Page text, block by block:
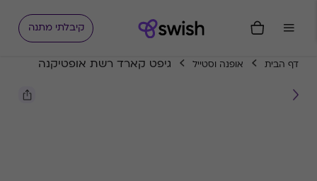
קיבלתי מתנה
דף הבית אופנה וסטייל גיפט קארד רשת אופטיקנה